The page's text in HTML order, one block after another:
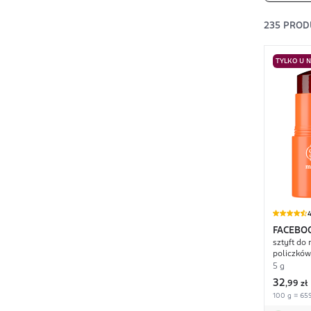
235
TYLKO U
Jelly
sztyft do
Papaya
5 g
32,99 zł
100 g =